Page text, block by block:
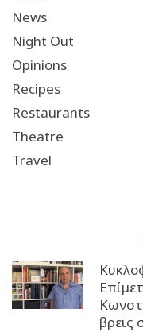
News
Night Out
Opinions
Recipes
Restaurants
Theatre
Travel
βρεις